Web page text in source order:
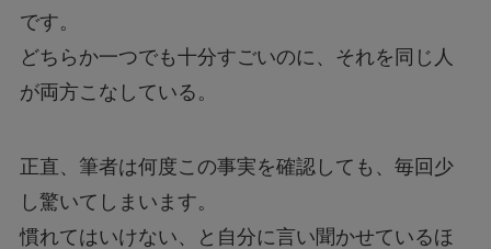
です。
どちらか一つでも十分すごいのに、それを同じ人
が両方こなしている。
正直、筆者は何度この事実を確認しても、毎回少
し驚いてしまいます。
慣れてはいけない、と自分に言い聞かせているほ